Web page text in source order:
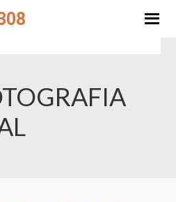
PRESENCIAL